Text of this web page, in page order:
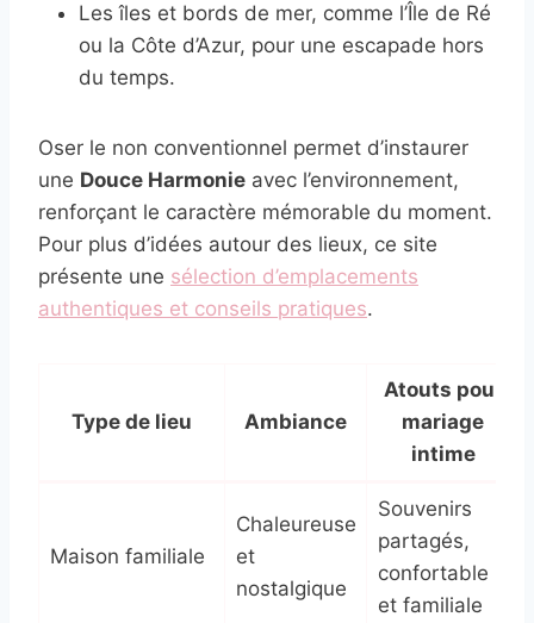
Les îles et bords de mer, comme l’Île de Ré
ou la Côte d’Azur, pour une escapade hors
du temps.
Oser le non conventionnel permet d’instaurer
une Douce Harmonie avec l’environnement,
renforçant le caractère mémorable du moment.
Pour plus d’idées autour des lieux, ce site
présente une sélection d’emplacements
authentiques et conseils pratiques.
Type de lieu Ambiance
Atouts pour
mariage
intime
Maison familiale
Chaleureuse
et
nostalgique
Souvenirs
partagés,
confortable
et familiale